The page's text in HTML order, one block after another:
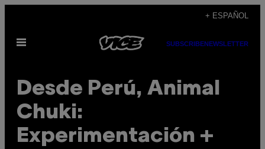
contenido
+ ESPAÑOL
Abrir
SUBSCRIBENEWSLETTER
Desde Perú, Animal
Chuki:
Experimentación +